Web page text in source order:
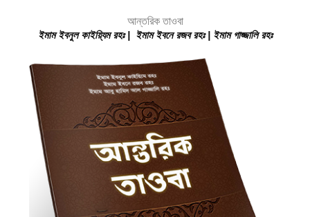
আন্তরিক তাওবা
ইমাম ইবনুল কাইয়্যিম রহঃ | ইমাম ইবনে রজব রহঃ | ইমাম গাজ্জালি রহঃ